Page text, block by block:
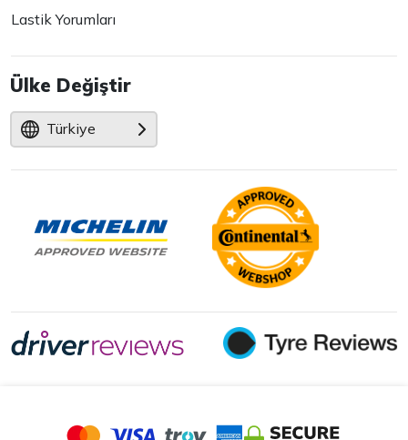
Lastik Yorumları
Ülke Değiştir
Türkiye